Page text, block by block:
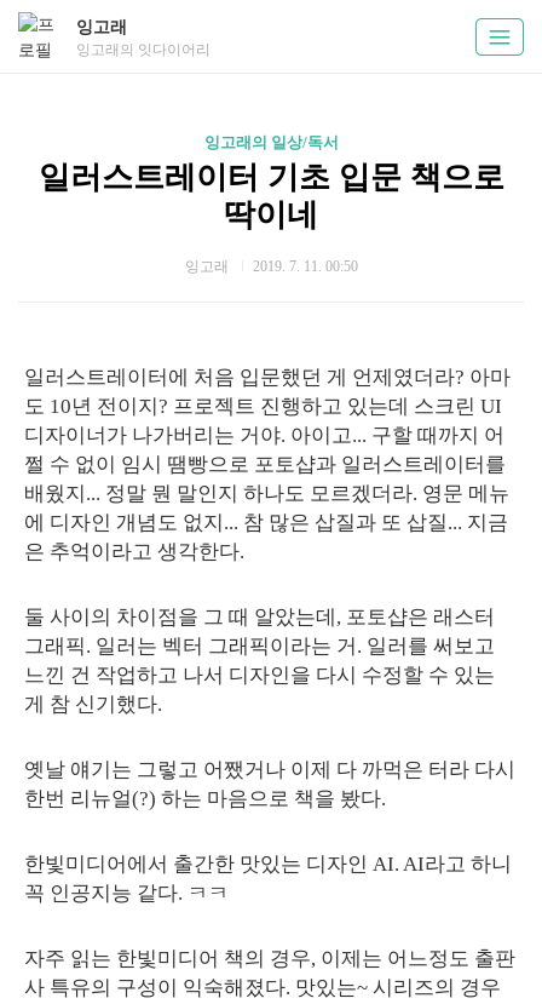
잉고래
잉고래의 잇다이어리
잉고래의 일상/독서
일러스트레이터 기초 입문 책으로
딱이네
잉고래 2019. 7. 11. 00:50
일러스트레이터에 처음 입문했던 게 언제였더라? 아마
도 10년 전이지? 프로젝트 진행하고 있는데 스크린 UI
디자이너가 나가버리는 거야. 아이고... 구할 때까지 어
쩔 수 없이 임시 땜빵으로 포토샵과 일러스트레이터를
배웠지... 정말 뭔 말인지 하나도 모르겠더라. 영문 메뉴
에 디자인 개념도 없지... 참 많은 삽질과 또 삽질... 지금
은 추억이라고 생각한다.
둘 사이의 차이점을 그 때 알았는데, 포토샵은 래스터
그래픽. 일러는 벡터 그래픽이라는 거. 일러를 써보고
느낀 건 작업하고 나서 디자인을 다시 수정할 수 있는
게 참 신기했다.
옛날 얘기는 그렇고 어쨌거나 이제 다 까먹은 터라 다시
한번 리뉴얼(?) 하는 마음으로 책을 봤다.
한빛미디어에서 출간한 맛있는 디자인 AI. AI라고 하니
꼭 인공지능 같다. ㅋㅋ
자주 읽는 한빛미디어 책의 경우, 이제는 어느정도 출판
사 특유의 구성이 익숙해졌다. 맛있는~ 시리즈의 경우